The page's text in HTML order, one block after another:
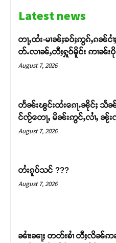
တႃႇႁႂ်ႈသဵင်ၵၢင်ၸႂ်ၵူၼ်းမိူ
တ်ႇ တူဝ်ႈလုမ်ႈၾႃႉၼၼ်ႉ
Latest news
တႃႇထႆး-မၢၼ်ႈၶဝ်ႈဢွၵ်ႇၵၼ်င
တ်ႉလၢၼ်ႇတီႈႁူဝ်မိူင်း ဢၢၼ်းပို
August 7, 2026
တႅၼ်းၽွင်းထႆးၵေႃႉၼိုင်ႈ သႅၼ်
င်ၸႂ်တေႃႇ မိၼ်းဢွင်ႇလၢႆႇ ၼႂ်း
August 7, 2026
တႆးၵူဝ်သင် ???
August 7, 2026
ၼၢႆးၼႃႈ တတ်းၶၢႆ တီႈလိၼ်